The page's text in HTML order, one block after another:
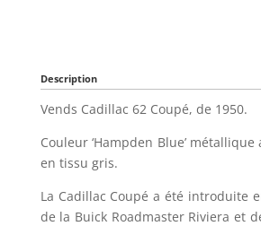
Description
Vends Cadillac 62 Coupé, de 1950.
Couleur ‘Hampden Blue’
en tissu gris.
La Cadillac Coupé a été introduite
de la Buick Roadmaster Riviera et